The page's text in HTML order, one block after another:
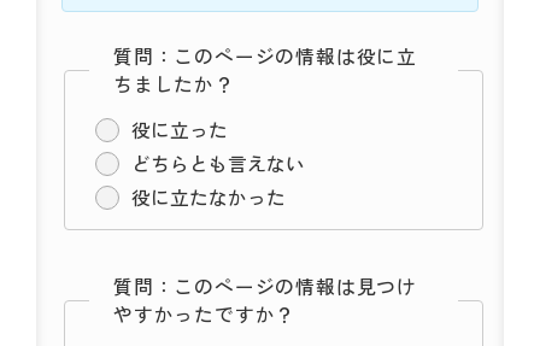
質問：このページの情報は役に立
ちましたか？
役に立った
どちらとも言えない
役に立たなかった
質問：このページの情報は見つけ
やすかったですか？